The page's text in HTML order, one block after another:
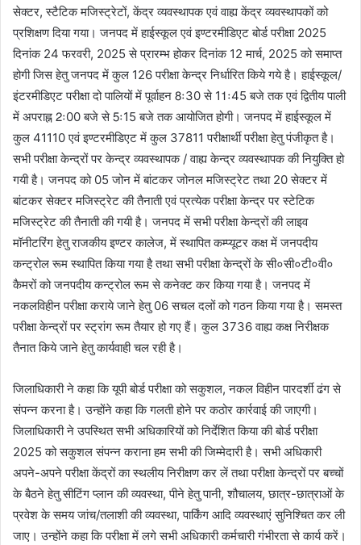
सेक्टर, स्टैटिक मजिस्ट्रेटों, केंद्र व्यवस्थापक एवं वाह्य केंद्र व्यवस्थापकों को
प्रशिक्षण दिया गया। जनपद में हाईस्कूल एवं इण्टरमीडिएट बोर्ड परीक्षा 2025
दिनांक 24 फरवरी, 2025 से प्रारम्भ होकर दिनांक 12 मार्च, 2025 को समाप्त
होगी जिस हेतु जनपद में कुल 126 परीक्षा केन्द्र निर्धारित किये गये है। हाईस्कूल/
इंटरमीडिएट परीक्षा दो पालियों में पूर्वाहन 8ः30 से 11ः45 बजे तक एवं द्वितीय पाली
में अपराह्न 2ः00 बजे से 5ः15 बजे तक आयोजित होगी। जनपद में हाईस्कूल में
कुल 41110 एवं इण्टरमीडिएट में कुल 37811 परीक्षार्थी परीक्षा हेतु पंजीकृत है।
सभी परीक्षा केन्द्रों पर केन्द्र व्यवस्थापक / वाह्य केन्द्र व्यवस्थापक की नियुक्ति हो
गयी है। जनपद को 05 जोन में बांटकर जोनल मजिस्ट्रेट तथा 20 सेक्टर में
बांटकर सेक्टर मजिस्ट्रेट की तैनाती एवं प्रत्येक परीक्षा केन्द्र पर स्टेटिक
मजिस्ट्रेट की तैनाती की गयी है। जनपद में सभी परीक्षा केन्द्रों की लाइव
मॉनीटरिंग हेतु राजकीय इण्टर कालेज, में स्थापित कम्प्यूटर कक्ष में जनपदीय
कन्ट्रोल रूम स्थापित किया गया है तथा सभी परीक्षा केन्द्रों के सी०सी०टी०वी०
कैमरों को जनपदीय कन्ट्रोल रूम से कनेक्ट कर किया गया है। जनपद में
नकलविहीन परीक्षा कराये जाने हेतु 06 सचल दलों को गठन किया गया है। समस्त
परीक्षा केन्द्रों पर स्ट्रांग रूम तैयार हो गए हैं। कुल 3736 वाह्य कक्ष निरीक्षक
तैनात किये जाने हेतु कार्यवाही चल रही है।
जिलाधिकारी ने कहा कि यूपी बोर्ड परीक्षा को सकुशल, नकल विहीन पारदर्शी ढंग से
संपन्न करना है। उन्होंने कहा कि गलती होने पर कठोर कार्रवाई की जाएगी।
जिलाधिकारी ने उपस्थित सभी अधिकारियों को निर्देशित किया की बोर्ड परीक्षा
2025 को सकुशल संपन्न कराना हम सभी की जिम्मेदारी है। सभी अधिकारी
अपने-अपने परीक्षा केंद्रों का स्थलीय निरीक्षण कर लें तथा परीक्षा केन्द्रों पर बच्चों
के बैठने हेतु सीटिंग प्लान की व्यवस्था, पीने हेतु पानी, शौचालय, छात्र-छात्राओं के
प्रवेश के समय जांच/तलाशी की व्यवस्था, पार्किंग आदि व्यवस्थाएं सुनिश्चित कर ली
जाए। उन्होंने कहा कि परीक्षा में लगे सभी अधिकारी कर्मचारी गंभीरता से कार्य करें।